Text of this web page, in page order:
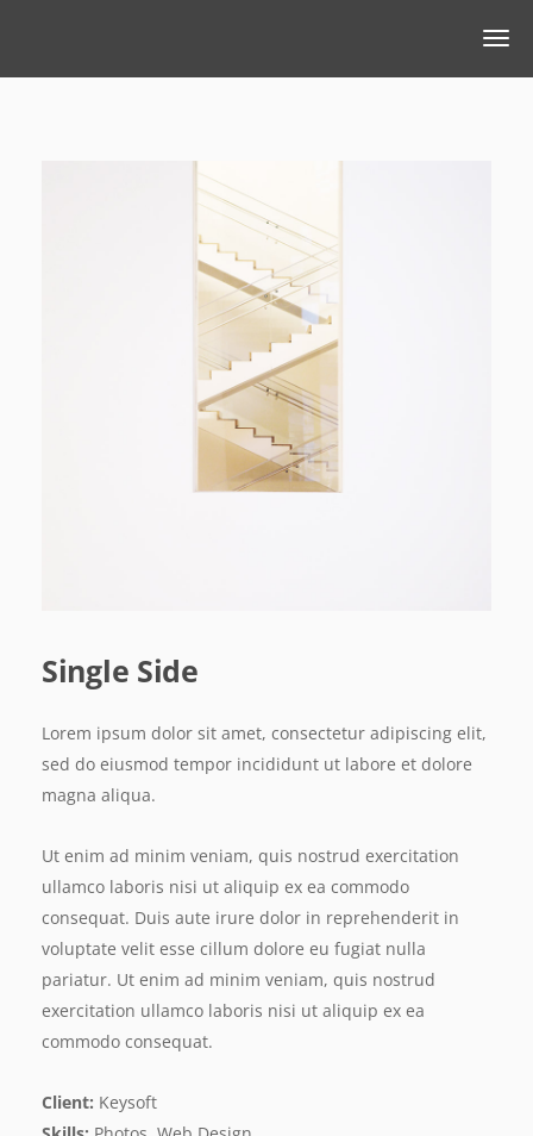
Single Side
Lorem ipsum dolor sit amet, consectetur adipiscing elit,
sed do eiusmod tempor incididunt ut labore et dolore
magna aliqua.
Ut enim ad minim veniam, quis nostrud exercitation
ullamco laboris nisi ut aliquip ex ea commodo
consequat. Duis aute irure dolor in reprehenderit in
voluptate velit esse cillum dolore eu fugiat nulla
pariatur. Ut enim ad minim veniam, quis nostrud
exercitation ullamco laboris nisi ut aliquip ex ea
commodo consequat.
Client: Keysoft